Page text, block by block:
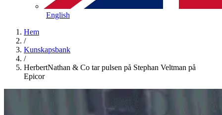
English
Hem
/
Kunskapsbank
/
HerbertNathan & Co tar pulsen på Stephan Veltman på
Epicor